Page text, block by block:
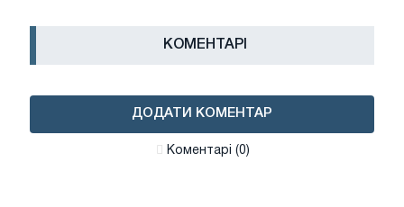
КОМЕНТАРІ
ДОДАТИ КОМЕНТАР
Коментарі (0)